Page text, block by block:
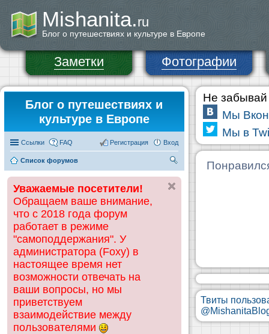
Mishanita.ru
Блог о путешествиях и культуре в Европе
Заметки Фотографии
Блог о путешествиях и
культуре в Европе
Ссылки FAQ Вход
Регистрация
Список форумов
ск
Уважаемые посетители!
Обращаем ваше внимание,
что с 2018 года форум
работает в режиме
"самоподдержания". У
администратора (Foxy) в
настоящее время нет
возможности отвечать на
ваши вопросы, но мы
приветствуем
взаимодействие между
пользователями
Не забывай
Мы
Мы в
Твиты